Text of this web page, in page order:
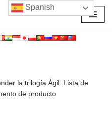
la trilogía Ágil: Lista de
de producto
Spanish